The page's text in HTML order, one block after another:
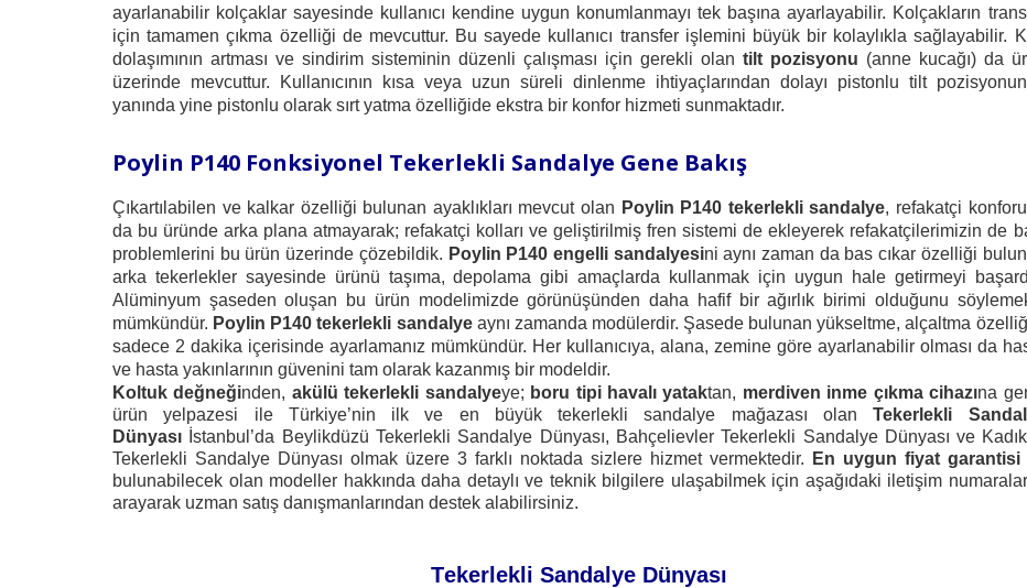
ayarlanabilir kolçaklar sayesinde kullanıcı kendine uygun konumlanmayı tek başına ayarlayabilir. Kolçakların
için tamamen çıkma özelliği de mevcuttur. Bu sayede kullanıcı transfer işlemini büyük bir kolaylıkla sağlayabilir.
dolaşımının artması ve sindirim sisteminin düzenli çalışması için gerekli olan tilt pozisyonu (anne kucağı) da
üzerinde mevcuttur. Kullanıcının kısa veya uzun süreli dinlenme ihtiyaçlarından dolayı pistonlu tilt
yanında yine pistonlu olarak sırt yatma özelliğide ekstra bir konfor hizmeti sunmaktadır.
Poylin P140 Fonksiyonel Tekerlekli Sandalye Gene Bakış
Çıkartılabilen ve kalkar özelliği bulunan ayaklıkları mevcut olan Poylin P140 tekerlekli sandalye, refakatçi
da bu üründe arka plana atmayarak; refakatçi kolları ve geliştirilmiş fren sistemi de ekleyerek refakatçilerimizin de
problemlerini bu ürün üzerinde çözebildik. Poylin P140 engelli sandalyesini aynı zaman da bas cıkar özelliği
arka tekerlekler sayesinde ürünü taşıma, depolama gibi amaçlarda kullanmak için uygun hale getirmeyi
Alüminyum şaseden oluşan bu ürün modelimizde görünüşünden daha hafif bir ağırlık birimi olduğunu
mümkündür. Poylin P140 tekerlekli sandalyeaynı zamanda modülerdir. Şasede bulunan yükseltme, alçaltma
sadece 2 dakika içerisinde ayarlamanız mümkündür. Her kullanıcıya, alana, zemine göre ayarlanabilir olması da
ve hasta yakınlarının güvenini tam olarak kazanmış bir modeldir.
Koltuk değneğinden, akülü tekerlekli sandalyeye; boru tipi havalı yataktan, merdiven inme çıkma cihazına
ürün yelpazesi ile Türkiye’nin ilk ve en büyük tekerlekli sandalye mağazası olanTekerlekli
Dünyası İstanbul’da Beylikdüzü Tekerlekli Sandalye Dünyası, Bahçelievler Tekerlekli Sandalye Dünyası ve
Tekerlekli Sandalye Dünyası olmak üzere 3 farklı noktada sizlere hizmet vermektedir.
En uygun fiyat garantisi
bulunabilecek olan modeller hakkında daha detaylı ve teknik bilgilere ulaşabilmek için aşağıdaki iletişim
arayarak uzman satış danışmanlarından destek alabilirsiniz.
Tekerlekli Sandalye Dünyası